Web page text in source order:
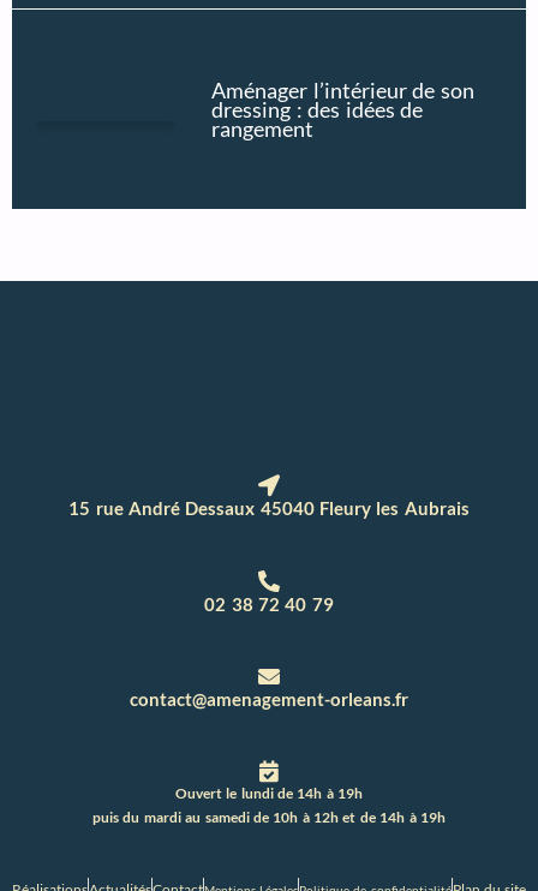
Aménager l’intérieur de son
dressing : des idées de
rangement
15 rue André Dessaux 45040 Fleury les Aubrais
02 38 72 40 79
contact@amenagement-orleans.fr
Ouvert le lundi de 14h à 19h
puis du mardi au samedi de 10h à 12h et de 14h à 19h